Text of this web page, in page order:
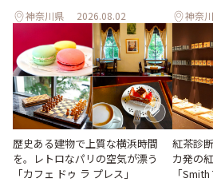
神奈川県 2026.08.02 神奈
歴史ある建物で上質な横浜時間
を。レトロなパリの空気が漂う
「カフェ ドゥ ラ プレス」
紅茶診
カ発の
「